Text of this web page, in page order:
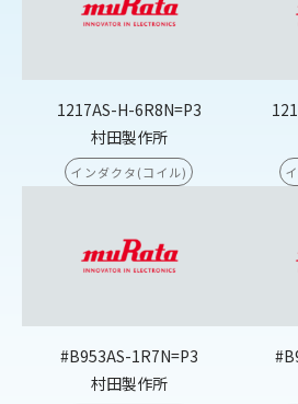
1217AS-H-6R8N=P3
村田製作所
インダクタ(コイル)
#B953AS-1R7N=P3
村田製作所